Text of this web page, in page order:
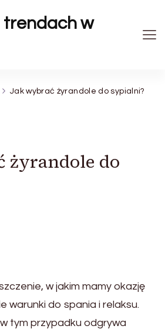
trendach w
Jak wybrać żyrandole do sypialni?
żyrandole do
w jakim mamy okazję
warunki do spania i relaksu.
tym przypadku odgrywa